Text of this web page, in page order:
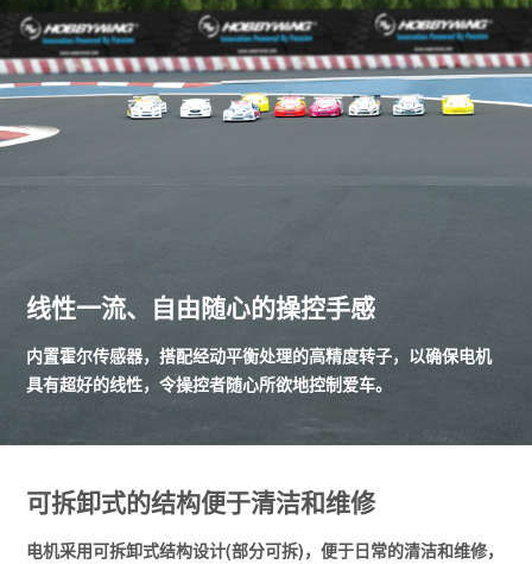
线性一流、自由随心的操控手感
内置霍尔传感器，搭配经动平衡处理的高精度转子，以确保电机
具有超好的线性，令操控者随心所欲地控制爱车。
可拆卸式的结构便于清洁和维修
电机采用可拆卸式结构设计(部分可拆)，便于日常的清洁和维修，